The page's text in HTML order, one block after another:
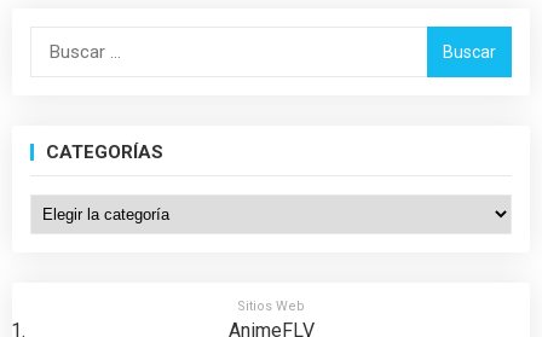
Buscar:
CATEGORÍAS
Categorías
Sitios Web
AnimeFLV